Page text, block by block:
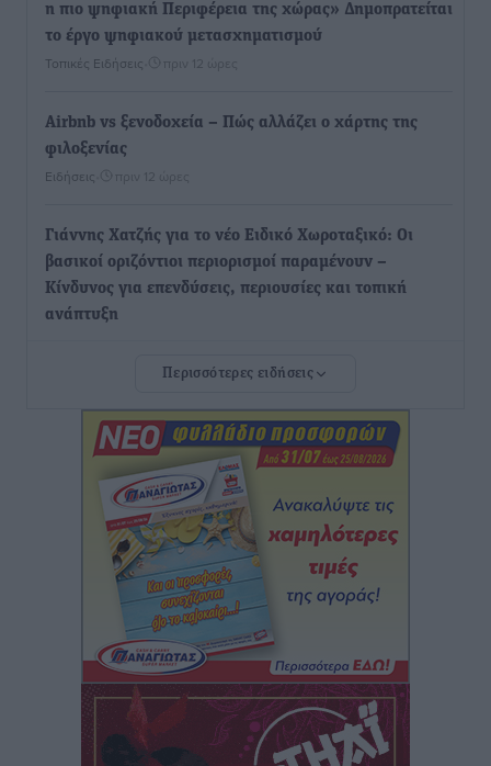
η πιο ψηφιακή Περιφέρεια της χώρας» Δημοπρατείται
το έργο ψηφιακού μετασχηματισμού
Τοπικές Ειδήσεις πριν 12 ώρες
Airbnb vs ξενοδοχεία – Πώς αλλάζει ο χάρτης της
φιλοξενίας
Ειδήσεις πριν 12 ώρες
Γιάννης Χατζής για το νέο Ειδικό Χωροταξικό: Οι
βασικοί οριζόντιοι περιορισμοί παραμένουν –
Κίνδυνος για επενδύσεις, περιουσίες και τοπική
ανάπτυξη
δεν υπάρχουν περιθώρια εφησυχασμού
Ειδήσεις• πριν 12 ώρες
Στον Άγιο Νικόλαο Χάλκης ανοίγει ξανά το
ανανεωμένο εκκλησιαστικό μουσείο από τη Λέσχη
Lions Χάλκης
Τοπικές Ειδήσεις • πριν 13 ώρες
Ρόδος: «Βουλιάζει» από τουρίστες – Πάνω από 1 εκατ.
επιβάτες και 55 κρουαζιερόπλοια
Τοπικές Ειδήσεις πριν 13 ώρες
Περισσότερες ειδήσεις